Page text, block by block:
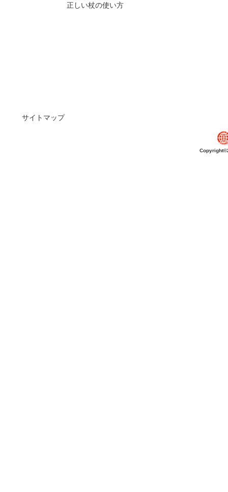
正しい杖の使い方
サイトマップ